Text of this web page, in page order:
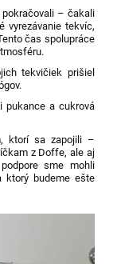
pokračovali – čakali
vyrezávanie tekvíc,
čas spolupráce
tekvičiek prišiel
pukance a cukrová
ktorí sa zapojili –
z Doffe, ale aj
sme mohli
ktorý budeme ešte